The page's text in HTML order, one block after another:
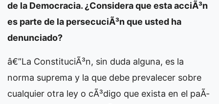
de la Democracia. ¿Considera que esta acciÃ³n
es parte de la persecuciÃ³n que usted ha
denunciado?
â€”La ConstituciÃ³n, sin duda alguna, es la
norma suprema y la que debe prevalecer sobre
cualquier otra ley o cÃ³digo que exista en el paÃ­